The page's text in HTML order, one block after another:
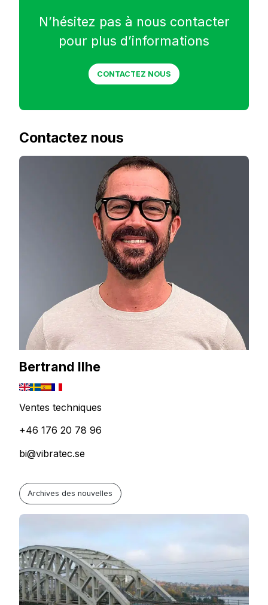
N’hésitez pas à nous contacter
pour plus d’informations
CONTACTEZ NOUS
Contactez nous
Bertrand Ilhe
Ventes techniques
+46 176 20 78 96
bi@vibratec.se
Archives des nouvelles